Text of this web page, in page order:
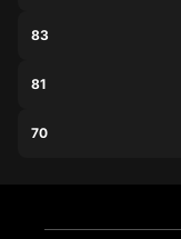
83
81
70